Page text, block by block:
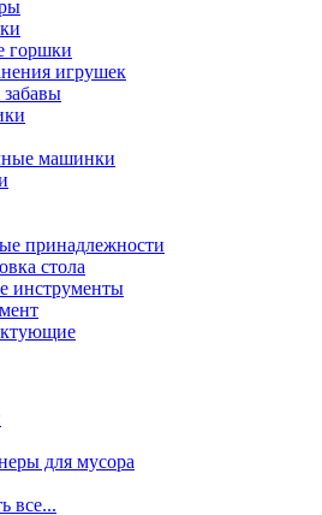
горшки
игрушек
машинки
принадлежности
стола
инструменты
для мусора
все...